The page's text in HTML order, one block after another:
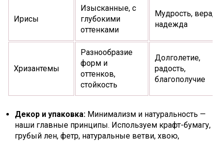
Ирисы
Изысканные, с
глубокими
оттенками
Мудрость, вера,
надежда
Хризантемы
Разнообразие
форм и
оттенков,
стойкость
Долголетие,
радость,
благополучие
Декор и упаковка: Минимализм и натуральность —
наши главные принципы. Используем крафт-бумагу,
грубый лен, фетр, натуральные ветви, хвою,